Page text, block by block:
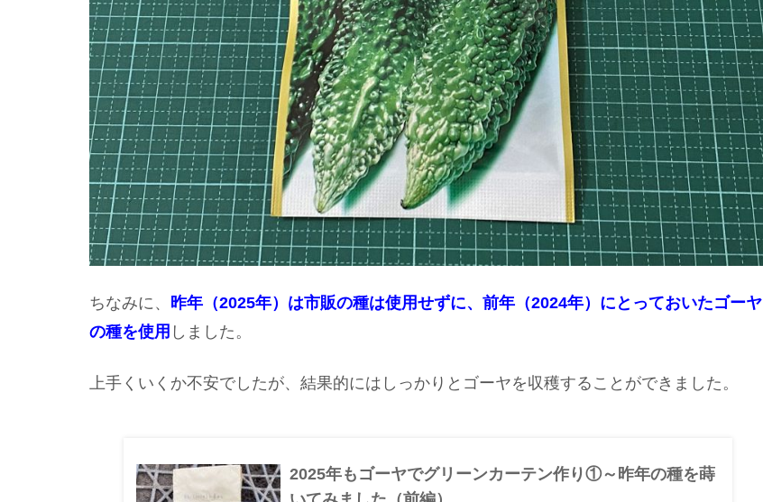
ちなみに、 昨年（2025年）は市販の種は使用せずに、前年（2024年）にとっておいたゴーヤ
の種を使用 しました。
上手くいくか不安でしたが、結果的にはしっかりとゴーヤを収穫することができました。
2025年もゴーヤでグリーンカーテン作り①～昨年の種を蒔